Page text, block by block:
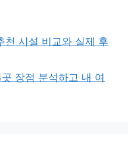
천 시설 비교와 실제 후
장점 분석하고 내 여